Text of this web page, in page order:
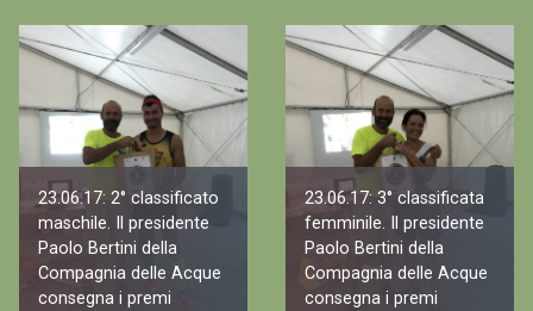
23.06.17: 2° classificato
maschile. Il presidente
Paolo Bertini della
Compagnia delle Acque
consegna i premi
23.06.17: 3° classificata
femminile. Il presidente
Paolo Bertini della
Compagnia delle Acque
consegna i premi